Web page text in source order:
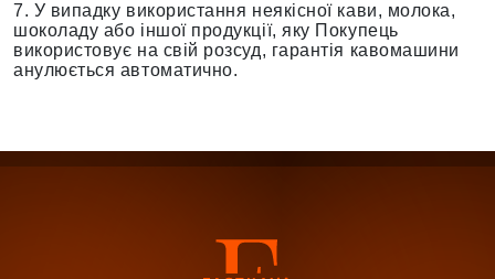
7. У випадку використання неякісної кави, молока,
шоколаду або іншої продукції, яку Покупець
використовує на свій розсуд, гарантія кавомашини
анулюється автоматично.